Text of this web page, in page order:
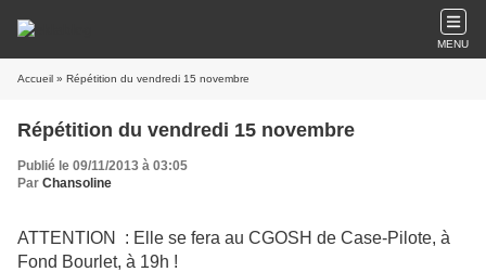
MENU
Accueil » Répétition du vendredi 15 novembre
Répétition du vendredi 15 novembre
Publié le 09/11/2013 à 03:05
Par Chansoline
ATTENTION : Elle se fera au CGOSH de Case-Pilote, à
Fond Bourlet, à 19h !